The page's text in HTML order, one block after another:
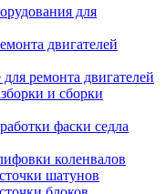
для
двигателей
ремонта двигателей
и сборки
фаски седла
коленвалов
шатунов